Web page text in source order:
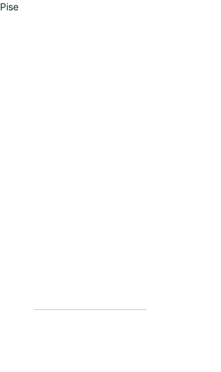
Pise